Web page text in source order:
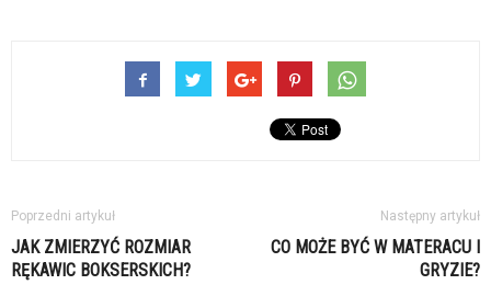
Poprzedni artykuł
JAK ZMIERZYĆ ROZMIAR
RĘKAWIC BOKSERSKICH?
Następny artykuł
CO MOŻE BYĆ W MATERACU I
GRYZIE?